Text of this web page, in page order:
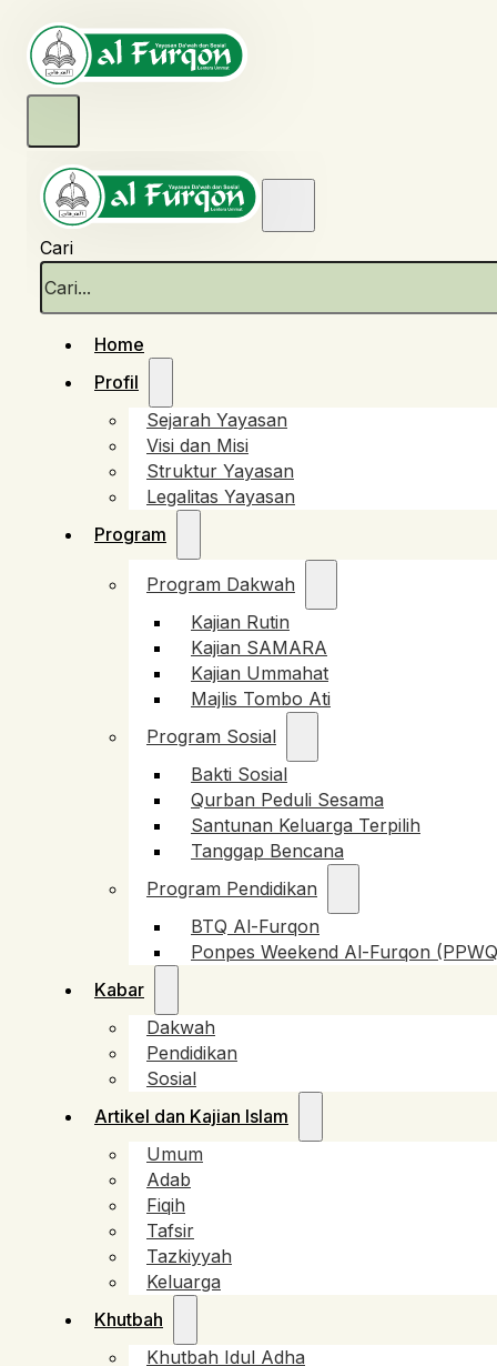
Cari
Home
Profil
Sejarah Yayasan
Visi dan Misi
Struktur Yayasan
Legalitas Yayasan
Program
Program Dakwah
Kajian Rutin
Kajian SAMARA
Kajian Ummahat
Majlis Tombo Ati
Program Sosial
Bakti Sosial
Qurban Peduli Sesama
Santunan Keluarga Terpilih
Tanggap Bencana
Program Pendidikan
BTQ Al-Furqon
Ponpes Weekend Al-Furqon
Kabar
Dakwah
Pendidikan
Sosial
Artikel dan Kajian Islam
Umum
Adab
Fiqih
Tafsir
Tazkiyyah
Keluarga
Khutbah
Khutbah Idul Adha